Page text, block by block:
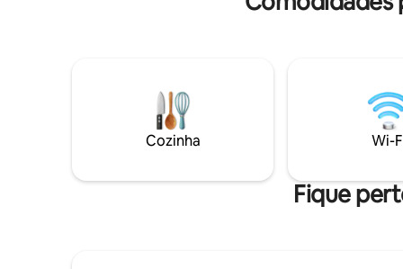
reconexão em meio a natureza pura e
a cabana viva momentos únicos e
encantadores, queremos te levar a viver
momentos só seu, desconecte,
desacelere e contemple.
Cozinha Wi-
Fique